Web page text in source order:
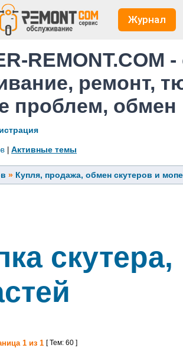
Журнал
REMONT.COM
ремонт,
проблем,
Активные темы
» Купля, продажа, обмен скутеров и
1 из 1 [ Тем: 60 ]